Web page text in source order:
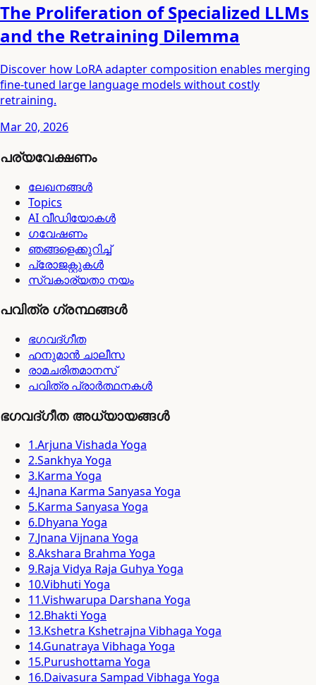
The Proliferation of Specialized LLMs
and the Retraining Dilemma
Discover how LoRA adapter composition enables merging
fine-tuned large language models without costly
retraining.
Mar 20, 2026
പര്യവേക്ഷണം
ലേഖനങ്ങൾ
Topics
AI വീഡിയോകൾ
ഗവേഷണം
ഞങ്ങളെക്കുറിച്ച്
പ്രോജക്റ്റുകൾ
സ്വകാര്യതാ നയം
പവിത്ര ഗ്രന്ഥങ്ങൾ
ഭഗവദ്ഗീത
ഹനുമാൻ ചാലീസ
രാമചരിതമാനസ്
പവിത്ര പ്രാർത്ഥനകൾ
ഭഗവദ്ഗീത അധ്യായങ്ങൾ
1.Arjuna Vishada Yoga
2.Sankhya Yoga
3.Karma Yoga
4.Jnana Karma Sanyasa Yoga
5.Karma Sanyasa Yoga
6.Dhyana Yoga
7.Jnana Vijnana Yoga
8.Akshara Brahma Yoga
9.Raja Vidya Raja Guhya Yoga
10.Vibhuti Yoga
11.Vishwarupa Darshana Yoga
12.Bhakti Yoga
13.Kshetra Kshetrajna Vibhaga Yoga
14.Gunatraya Vibhaga Yoga
15.Purushottama Yoga
16.Daivasura Sampad Vibhaga Yoga